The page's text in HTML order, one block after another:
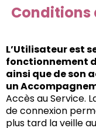
Conditions
L’Utilisateur est
fonctionnement
ainsi que de son
un
Accès au Service.
de connexion
plus tard la veille